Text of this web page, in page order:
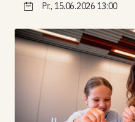
Pr., 15.06.2026 13:00